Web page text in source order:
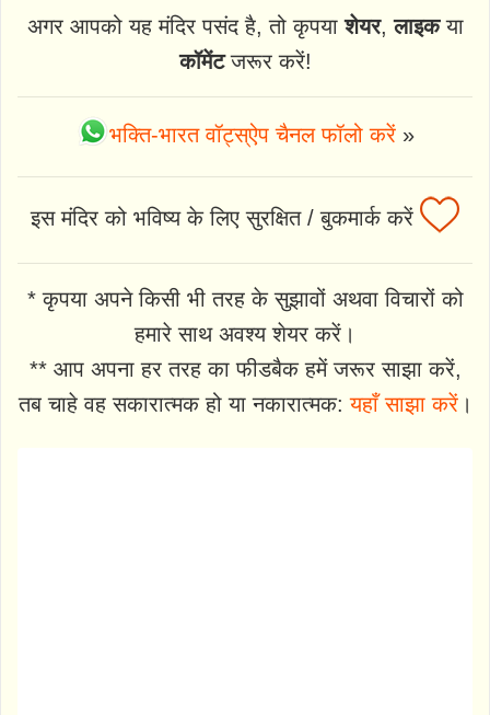
अगर आपको यह मंदिर पसंद है, तो कृपयाशेयर,लाइकया
कॉमेंटजरूर करें!
भक्ति-भारत वॉट्स्ऐप चैनल फॉलो करें»
इस मंदिर को भविष्य के लिए सुरक्षित / बुकमार्क करें
* कृपया अपने किसी भी तरह के सुझावों अथवा विचारों को
हमारे साथ अवश्य शेयर करें।
** आप अपना हर तरह का फीडबैक हमें जरूर साझा करें,
तब चाहे वह सकारात्मक हो या नकारात्मक:यहाँ साझा करें।